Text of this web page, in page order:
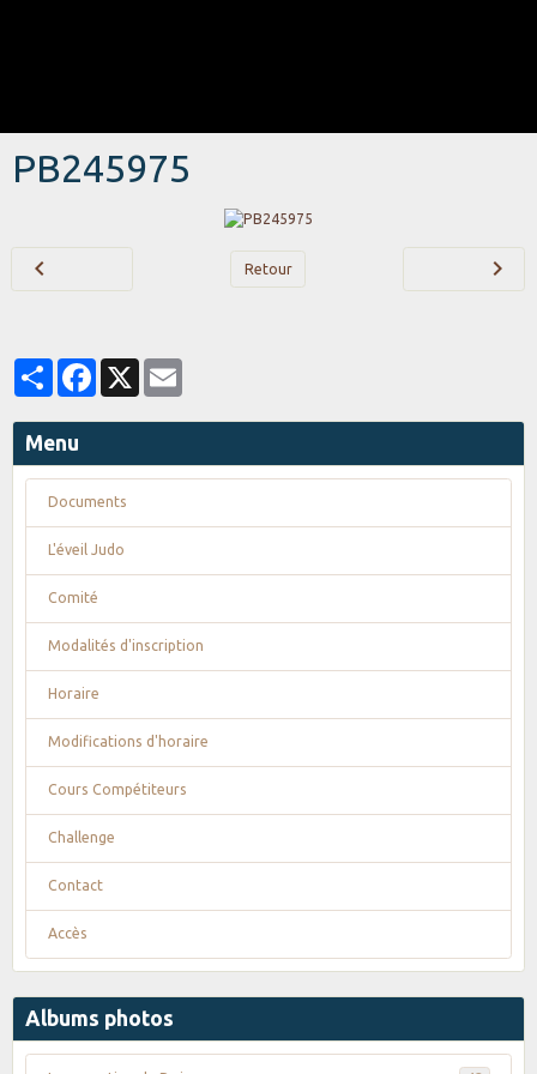
PB245975
Retour
PartagerFacebook
X
Menu
Documents
L'éveil Judo
Comité
Modalités d'inscription
Horaire
Modifications d'horaire
Cours Compétiteurs
Challenge
Contact
Accès
Albums photos